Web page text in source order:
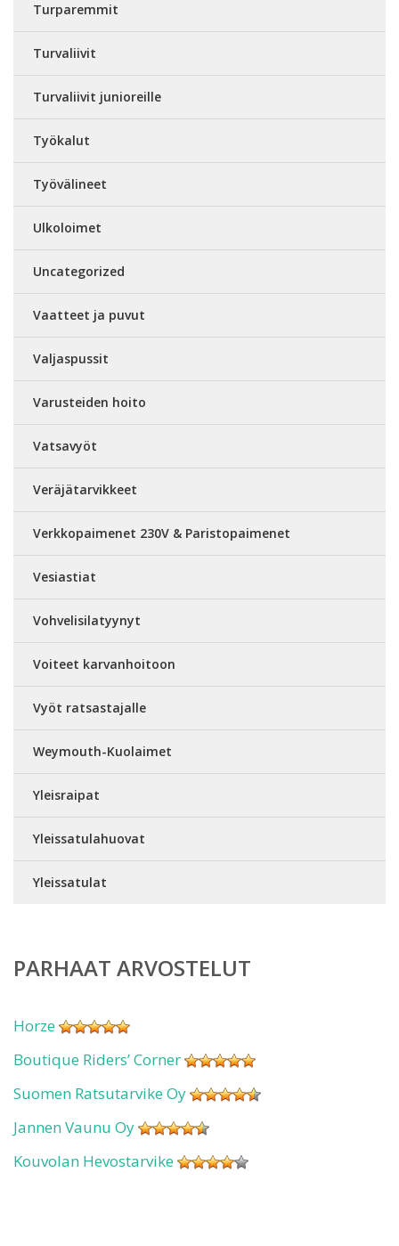
Turparemmit
Turvaliivit
Turvaliivit junioreille
Työkalut
Työvälineet
Ulkoloimet
Uncategorized
Vaatteet ja puvut
Valjaspussit
Varusteiden hoito
Vatsavyöt
Veräjätarvikkeet
Verkkopaimenet 230V & Paristopaimenet
Vesiastiat
Vohvelisilatyynyt
Voiteet karvanhoitoon
Vyöt ratsastajalle
Weymouth-Kuolaimet
Yleisraipat
Yleissatulahuovat
Yleissatulat
PARHAAT ARVOSTELUT
Horze
Boutique Riders’ Corner
Suomen Ratsutarvike Oy
Jannen Vaunu Oy
Kouvolan Hevostarvike